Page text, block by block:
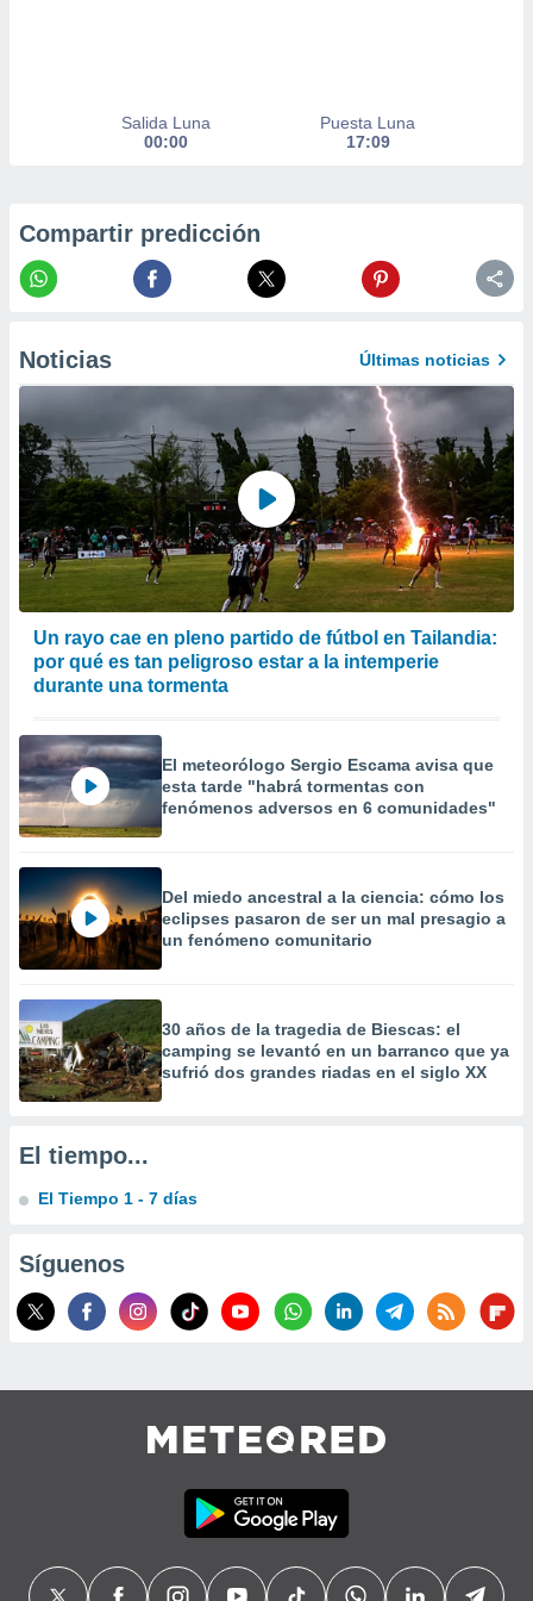
de
o acceder
datos
perfiles
utilizar
crear un
uso de
contenido
el
del
de
o a través
de
de
de
uso de
e
mediante
publicidad
de
Salida Luna
00:00
Puesta Luna
17:09
Compartir predicción
Noticias Últimas noticias
Un rayo cae en pleno partido de fútbol en Tailandia:
por qué es tan peligroso estar a la intemperie
durante una tormenta
El meteorólogo Sergio Escama avisa que
esta tarde "habrá tormentas con
fenómenos adversos en 6 comunidades"
Del miedo ancestral a la ciencia: cómo los
eclipses pasaron de ser un mal presagio a
un fenómeno comunitario
30 años de la tragedia de Biescas: el
camping se levantó en un barranco que ya
sufrió dos grandes riadas en el siglo XX
El tiempo...
El Tiempo 1 - 7 días
Síguenos